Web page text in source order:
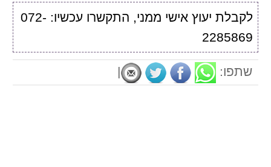
לקבלת יעוץ אישי ממני, התקשרו עכשיו: 072-
2285869
שתפו: |